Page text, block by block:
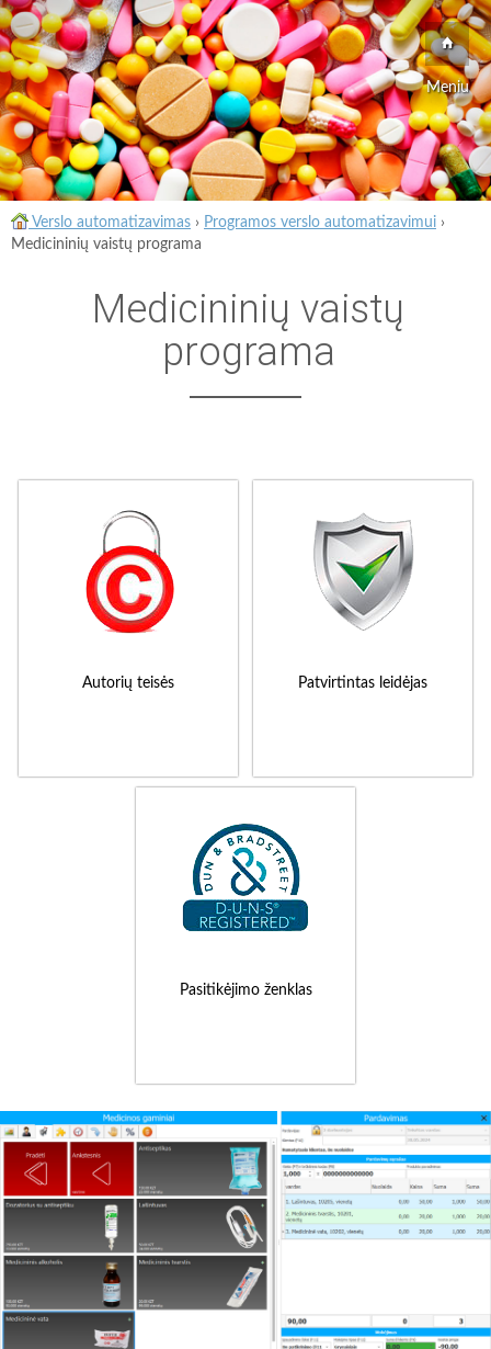
Meniu
Verslo automatizavimas › Programos verslo automatizavimui ›
Medicininių vaistų programa
Medicininių vaistų
programa
Autorių teisės Patvirtintas leidėjas
Pasitikėjimo ženklas